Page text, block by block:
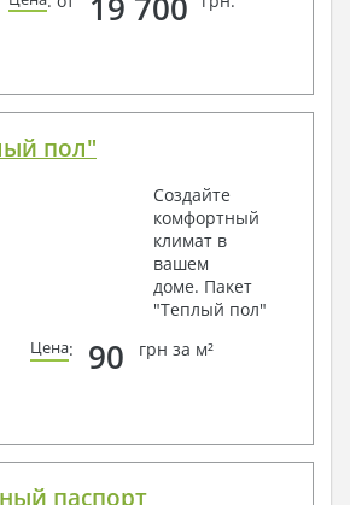
пол"
Создайте
комфортный
климат в
вашем
доме. Пакет
"Теплый пол"
Цена: 90 грн за м²
паспорт